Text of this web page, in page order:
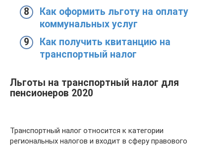
Как оформить льготу на оплату
коммунальных услуг
Как получить квитанцию на
транспортный налог
Льготы на транспортный налог для
пенсионеров 2020
Транспортный налог относится к категории
региональных налогов и входит в сферу правового